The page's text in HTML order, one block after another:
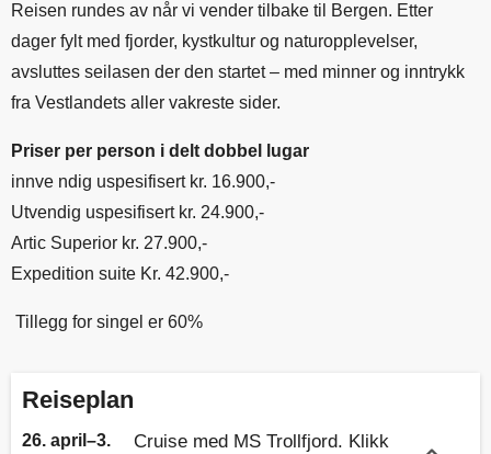
Reisen rundes av når vi vender tilbake til Bergen. Etter
dager fylt med fjorder, kystkultur og naturopplevelser,
avsluttes seilasen der den startet – med minner og inntrykk
fra Vestlandets aller vakreste sider.
Priser per person i delt dobbel lugar
innve ndig uspesifisert kr. 16.900,-
Utvendig uspesifisert kr. 24.900,-
Artic Superior kr. 27.900,-
Expedition suite Kr. 42.900,-
Tillegg for singel er 60%
Reiseplan
26. april–3.
Cruise med MS Trollfjord. Klikk